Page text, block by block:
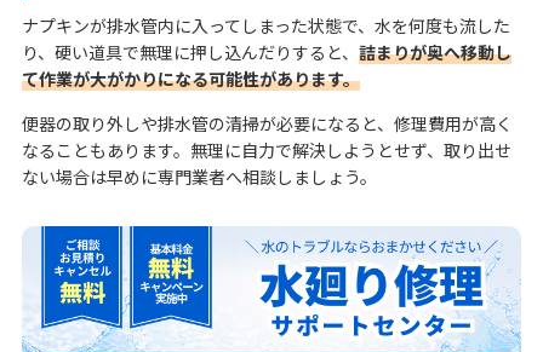
ナプキンが排水管内に入ってしまった状態で、水を何度も流した
り、硬い道具で無理に押し込んだりすると、 詰まりが奥へ移動し
て作業が大がかりになる可能性があります。
便器の取り外しや排水管の清掃が必要になると、修理費用が高く
なることもあります。無理に自力で解決しようとせず、取り出せ
ない場合は早めに専門業者へ相談しましょう。